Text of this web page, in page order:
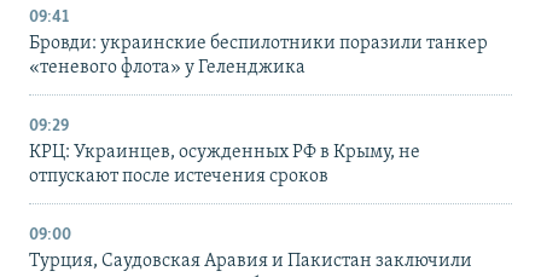
09:41
Бровди: украинские беспилотники поразили танкер
«теневого флота» у Геленджика
09:29
КРЦ: Украинцев, осужденных РФ в Крыму, не
отпускают после истечения сроков
09:00
Турция, Саудовская Аравия и Пакистан заключили